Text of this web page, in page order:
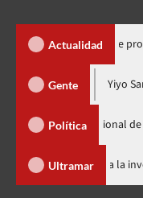
Actualidad
450 títulos de propiedad y
Gente
en nuevo horario
Política
Nacional de Delegados
Ultramar
Abinader llega a Cali